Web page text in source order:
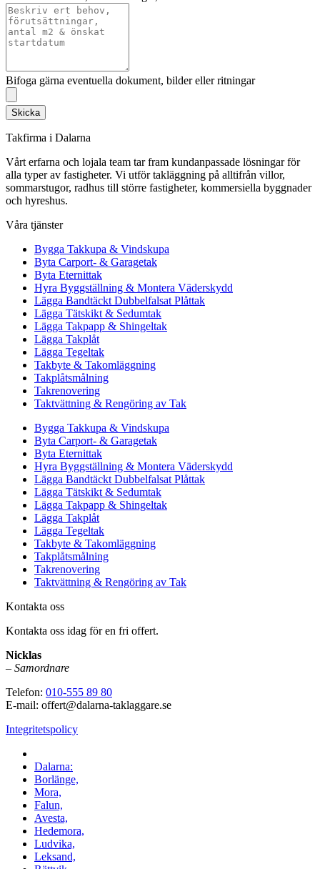
Bifoga gärna eventuella dokument, bilder eller ritningar
Skicka
Takfirma i Dalarna
Vårt erfarna och lojala team tar fram kundanpassade lösningar för
alla typer av fastigheter. Vi utför takläggning på alltifrån villor,
sommarstugor, radhus till större fastigheter, kommersiella byggnader
och hyreshus.
Våra tjänster
Bygga Takkupa & Vindskupa
Byta Carport- & Garagetak
Byta Eternittak
Hyra Byggställning & Montera Väderskydd
Lägga Bandtäckt Dubbelfalsat Plåttak
Lägga Tätskikt & Sedumtak
Lägga Takpapp & Shingeltak
Lägga Takplåt
Lägga Tegeltak
Takbyte & Takomläggning
Takplåtsmålning
Takrenovering
Taktvättning & Rengöring av Tak
Bygga Takkupa & Vindskupa
Byta Carport- & Garagetak
Byta Eternittak
Hyra Byggställning & Montera Väderskydd
Lägga Bandtäckt Dubbelfalsat Plåttak
Lägga Tätskikt & Sedumtak
Lägga Takpapp & Shingeltak
Lägga Takplåt
Lägga Tegeltak
Takbyte & Takomläggning
Takplåtsmålning
Takrenovering
Taktvättning & Rengöring av Tak
Kontakta oss
Kontakta oss idag för en fri offert.
Nicklas
– Samordnare
Telefon: 010-555 89 80
E-mail: offert@dalarna-taklaggare.se
Integritetspolicy
Dalarna:
Borlänge,
Mora,
Falun,
Avesta,
Hedemora,
Ludvika,
Leksand,